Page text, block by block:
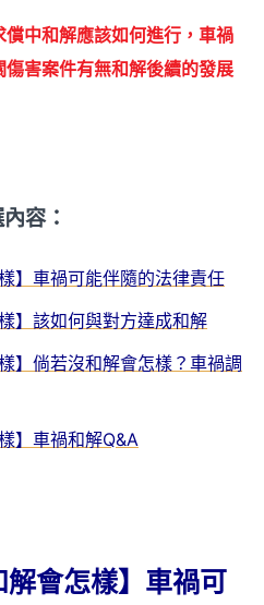
償中和解應該如何進行，車禍
害案件有無和解後續的發展
容：
】車禍可能伴隨的法律責任
】該如何與對方達成和解
】倘若沒和解會怎樣？車禍調
】車禍和解Q&A
會怎樣】車禍可